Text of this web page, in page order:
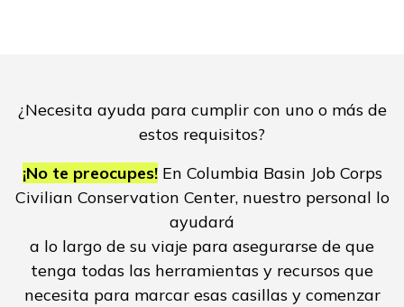
¿Necesita ayuda para cumplir con uno o más de
estos requisitos?
¡No te preocupes!En Columbia Basin Job Corps
Civilian Conservation Center, nuestro personal lo
ayudará
a lo largo de su viaje para asegurarse de que
tenga todas las herramientas y recursos que
necesita para marcar esas casillas y comenzar